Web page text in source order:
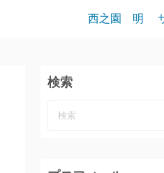
西之園 明
検索